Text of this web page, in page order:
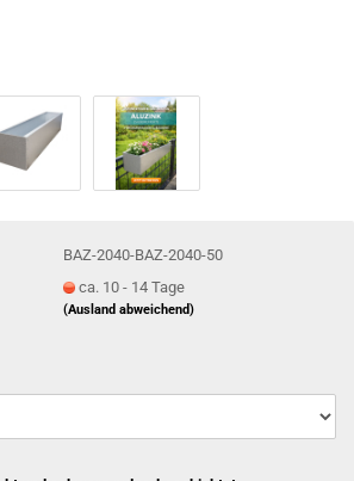
BAZ-2040-BAZ-2040-50
ca. 10 - 14 Tage
(Ausland abweichend)